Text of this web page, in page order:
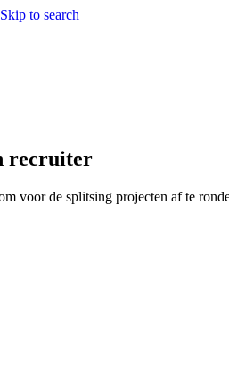
Skip to search
recruiter
voor de splitsing projecten af te